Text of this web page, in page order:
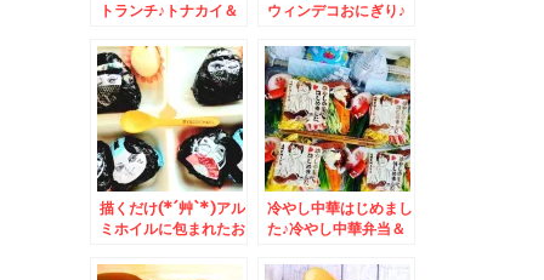
トランチ♪トナカイ＆
「チャーシューワンタ
ンメン小盛＋ネギ＋玉
子」♪美味しい～～＾
＾ライスも頼めばよか
った～
ウィンデコおにぎり♪
エロ人見店」さんの
「黒船ペリーライス」
(*´艸`*)
描くだけ(*´艸`*)アル
ミホイルに包まれたお
さんの「バカニラオロ
冷やし中華はじめまし
た♪冷やし中華弁当＆
ニ！！「セイコーマー